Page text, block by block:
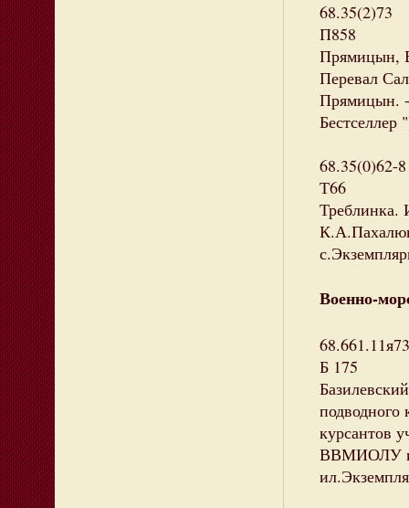
68.35(2)73
П858
Прямицын,
Перевал
Прямицын.
Бестселлер
68.35(0)62-8
Т66
Треблинка.
Военно-
68.661.11я73
Б 175
подводного
курсантов
ВВМИОЛУ